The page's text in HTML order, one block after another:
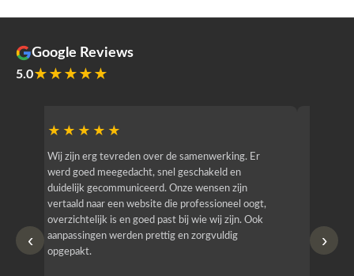
Google Reviews
5.0★★★★★
‹
★★★★★
Wij zijn erg tevreden over de samenwerking. Er
werd goed meegedacht, snel geschakeld en
duidelijk gecommuniceerd. Onze wensen zijn
vertaald naar een website die professioneel oogt,
overzichtelijk is en goed past bij wie wij zijn. Ook
aanpassingen werden prettig en zorgvuldig
opgepakt.
›